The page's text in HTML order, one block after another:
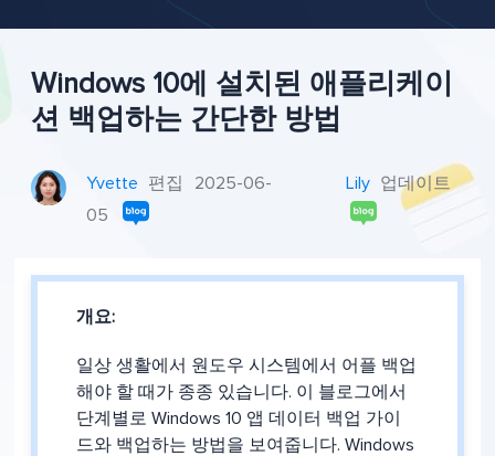
Windows 10에 설치된 애플리케이
션 백업하는 간단한 방법
Yvette 편집
2025-06-
05
Lily 업데이트
개요:
일상 생활에서 원도우 시스템에서 어플 백업
해야 할 때가 종종 있습니다. 이 블로그에서
단계별로 Windows 10 앱 데이터 백업 가이
드와 백업하는 방법을 보여줍니다. Windows